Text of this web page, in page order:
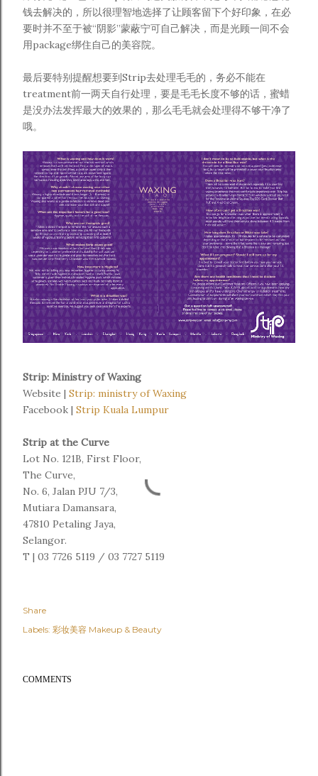
钱去解决的，所以很理智地选择了让顾客留下个好印象，在必
要时并不至于被“阴影”蒙蔽宁可自己解决，而是光顾一间不会
用package绑住自己的美容院。
最后要特别提醒想要到Strip去处理毛毛的，务必不能在
treatment前一两天自行处理，要是毛毛长度不够的话，蜜蜡
是没办法发挥最大的效果的，那么毛毛就会处理得不够干净了
哦。
Strip: Ministry of Waxing
Website | Strip: ministry of Waxing
Facebook | Strip Kuala Lumpur
Strip at the Curve
Lot No. 121B, First Floor,
The Curve,
No. 6, Jalan PJU 7/3,
Mutiara Damansara,
47810 Petaling Jaya,
Selangor.
T | 03 7726 5119 / 03 7727 5119
Share
Labels: 彩妆美容 Makeup & Beauty
COMMENTS